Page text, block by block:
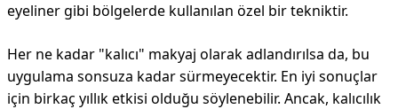
eyeliner gibi bölgelerde kullanılan özel bir tekniktir.
Her ne kadar "kalıcı" makyaj olarak adlandırılsa da, bu
uygulama sonsuza kadar sürmeyecektir. En iyi sonuçlar
için birkaç yıllık etkisi olduğu söylenebilir. Ancak, kalıcılık